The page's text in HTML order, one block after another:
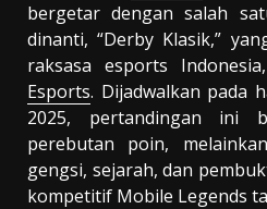
bergetar dengan salah
dinanti, “Derby Klasik,”
raksasa esports Indonesia,
Esports. Dijadwalkan pada
2025, pertandingan ini
perebutan poin,
gengsi, sejarah, dan
kompetitif Mobile Legends